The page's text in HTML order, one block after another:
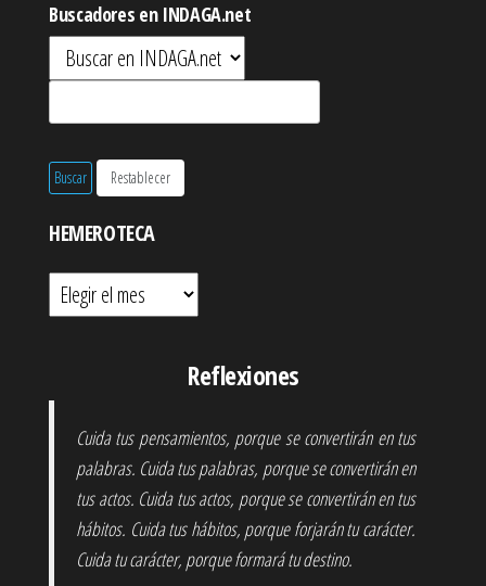
Buscadores en INDAGA.net
HEMEROTECA
Hemeroteca
Reflexiones
Cuida tus pensamientos, porque se convertirán en tus
palabras. Cuida tus palabras, porque se convertirán en
tus actos. Cuida tus actos, porque se convertirán en tus
hábitos. Cuida tus hábitos, porque forjarán tu carácter.
Cuida tu carácter, porque formará tu destino.